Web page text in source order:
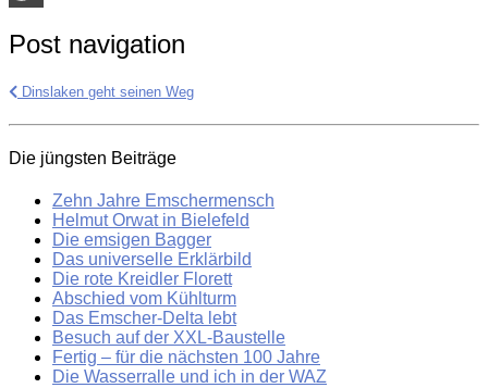
Post navigation
Dinslaken geht seinen Weg
Die jüngsten Beiträge
Zehn Jahre Emschermensch
Helmut Orwat in Bielefeld
Die emsigen Bagger
Das universelle Erklärbild
Die rote Kreidler Florett
Abschied vom Kühlturm
Das Emscher-Delta lebt
Besuch auf der XXL-Baustelle
Fertig – für die nächsten 100 Jahre
Die Wasserralle und ich in der WAZ